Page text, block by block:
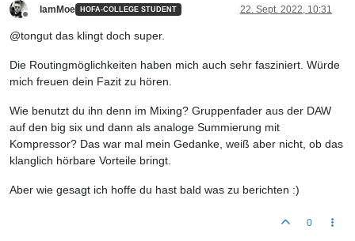
IamMoe HOFA-COLLEGE STUDENT 22. Sept. 2022, 10:31
@tongut das klingt doch super.
Die Routingmöglichkeiten haben mich auch sehr fasziniert. Würde
mich freuen dein Fazit zu hören.
Wie benutzt du ihn denn im Mixing? Gruppenfader aus der DAW
auf den big six und dann als analoge Summierung mit
Kompressor? Das war mal mein Gedanke, weiß aber nicht, ob das
klanglich hörbare Vorteile bringt.
Aber wie gesagt ich hoffe du hast bald was zu berichten :)
0